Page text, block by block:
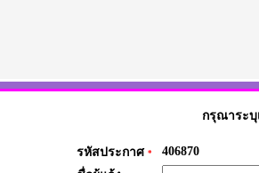
กรุณาระบุ
รหัสประกาศ *
406870